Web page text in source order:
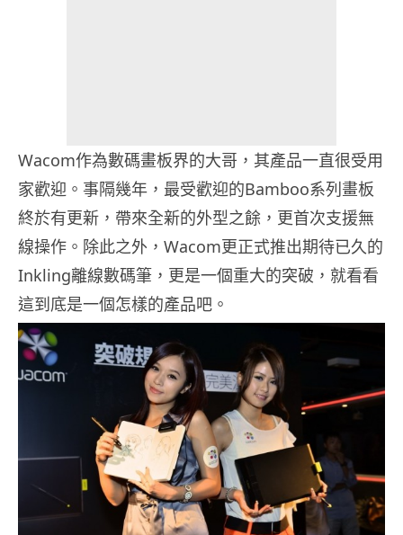
Wacom作為數碼畫板界的大哥，其產品一直很受用
家歡迎。事隔幾年，最受歡迎的Bamboo系列畫板
終於有更新，帶來全新的外型之餘，更首次支援無
線操作。除此之外，Wacom更正式推出期待已久的
Inkling離線數碼筆，更是一個重大的突破，就看看
這到底是一個怎樣的產品吧。